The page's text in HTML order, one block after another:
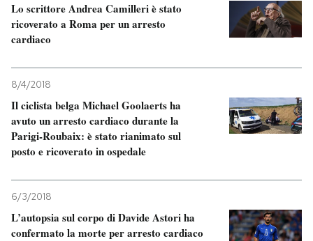
Lo scrittore Andrea Camilleri è stato
ricoverato a Roma per un arresto
cardiaco
8/4/2018
Il ciclista belga Michael Goolaerts ha
avuto un arresto cardiaco durante la
Parigi-Roubaix: è stato rianimato sul
posto e ricoverato in ospedale
6/3/2018
L’autopsia sul corpo di Davide Astori ha
confermato la morte per arresto cardiaco